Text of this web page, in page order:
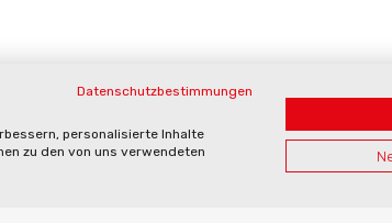
Datenschutzbestimmungen
personalisierte Inhalte
zu den von uns verwendeten